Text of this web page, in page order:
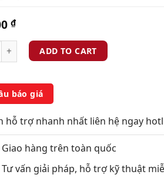
₫
ADD TO CART
báo giá
hỗ trợ nhanh nhất liên hệ ngay
Giao hàng trên toàn quốc
Tư vấn giải pháp, hỗ trợ kỹ thuật